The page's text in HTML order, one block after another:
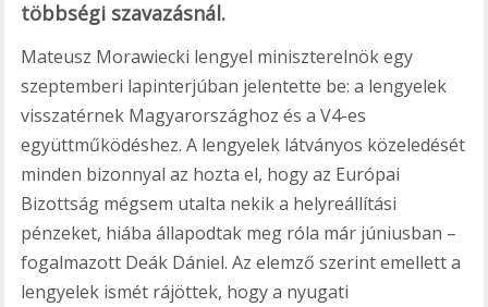
többségi szavazásnál.
Mateusz Morawiecki lengyel miniszterelnök egy
szeptemberi lapinterjúban jelentette be: a lengyelek
visszatérnek Magyarországhoz és a V4-es
együttműködéshez. A lengyelek látványos közeledését
minden bizonnyal az hozta el, hogy az Európai
Bizottság mégsem utalta nekik a helyreállítási
pénzeket, hiába állapodtak meg róla már júniusban –
fogalmazott Deák Dániel. Az elemző szerint emellett a
lengyelek ismét rájöttek, hogy a nyugati